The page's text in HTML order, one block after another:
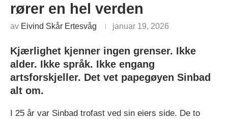
rører en hel verden
av Eivind Skår Ertesvåg januar 19, 2026
Kjærlighet kjenner ingen grenser. Ikke
alder. Ikke språk. Ikke engang
artsforskjeller. Det vet papegøyen Sinbad
alt om.
I 25 år var Sinbad trofast ved sin eiers side. De to